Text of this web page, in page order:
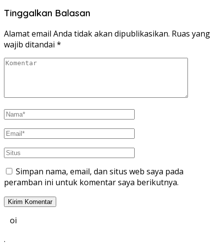
Tinggalkan Balasan
Alamat email Anda tidak akan dipublikasikan. Ruas yang
wajib ditandai *
Simpan nama, email, dan situs web saya pada
peramban ini untuk komentar saya berikutnya.
oi
.